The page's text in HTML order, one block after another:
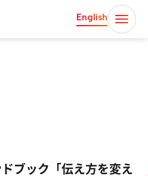
English
ブック「伝え方を変え